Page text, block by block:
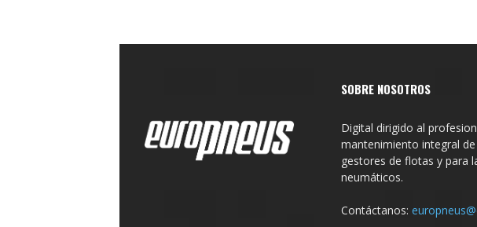
SOBRE NOSOTROS
Digital dirigido al
mantenimiento integral
gestores de flotas y para
neumáticos.
Contáctanos: